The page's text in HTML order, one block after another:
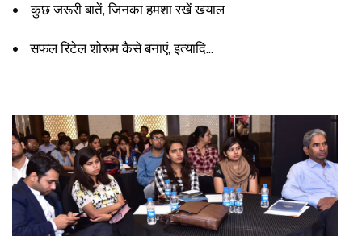
•कुछ जरूरी बातें, जिनका हमशा रखें खयाल
• सफल रिटेल शोरूम कैसे बनाएं, इत्यादि...